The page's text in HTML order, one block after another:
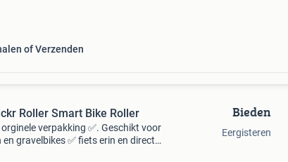
of Verzenden
Roller Smart Bike Roller
verpakking ✅. Geschikt voor
gravelbikes ✅ fiets erin en direct
Bieden
Eergisteren